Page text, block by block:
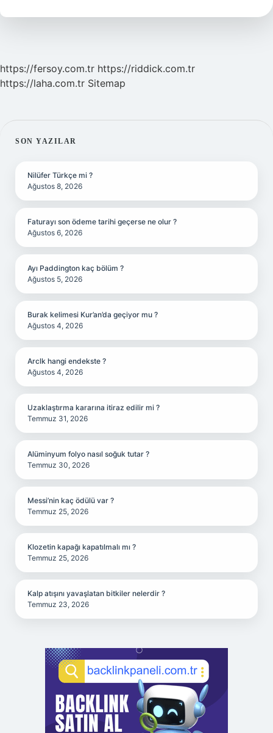
https://fersoy.com.tr https://riddick.com.tr
https://laha.com.tr Sitemap
SIDEBAR
SON YAZILAR
Nilüfer Türkçe mi ?
Ağustos 8, 2026
Faturayı son ödeme tarihi geçerse ne olur ?
Ağustos 6, 2026
Ayı Paddington kaç bölüm ?
Ağustos 5, 2026
Burak kelimesi Kur’an’da geçiyor mu ?
Ağustos 4, 2026
Arclk hangi endekste ?
Ağustos 4, 2026
Uzaklaştırma kararına itiraz edilir mi ?
Temmuz 31, 2026
Alüminyum folyo nasıl soğuk tutar ?
Temmuz 30, 2026
Messi’nin kaç ödülü var ?
Temmuz 25, 2026
Klozetin kapağı kapatılmalı mı ?
Temmuz 25, 2026
Kalp atışını yavaşlatan bitkiler nelerdir ?
Temmuz 23, 2026